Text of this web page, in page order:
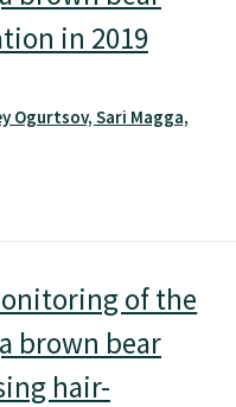
in 2019
Ogurtsov, Sari Magga,
of the
brown bear
hair-